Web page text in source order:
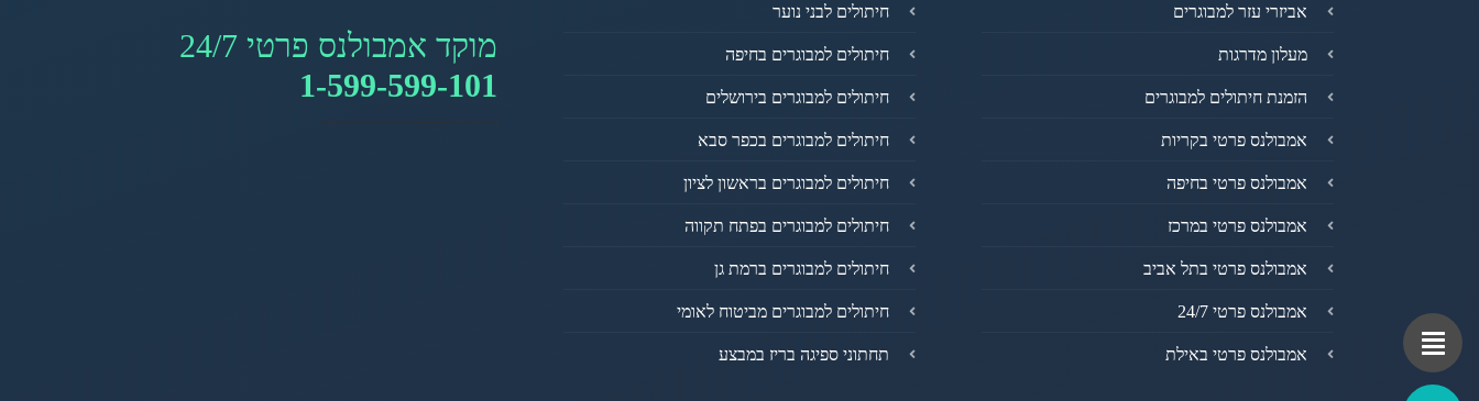
אביזרי עזר למבוגרים
מעלון מדרגות
הזמנת חיתולים למבוגרים
אמבולנס פרטי בקריות
אמבולנס פרטי בחיפה
אמבולנס פרטי במרכז
אמבולנס פרטי בתל אביב
אמבולנס פרטי 24/7
אמבולנס פרטי באילת
חיתולים לבני נוער
חיתולים למבוגרים בחיפה
חיתולים למבוגרים בירושלים
חיתולים למבוגרים בכפר סבא
חיתולים למבוגרים בראשון לציון
חיתולים למבוגרים בפתח תקווה
חיתולים למבוגרים ברמת גן
חיתולים למבוגרים מביטוח לאומי
תחתוני ספיגה בריז במבצע
מוקד אמבולנס פרטי 24/7
1-599-599-101